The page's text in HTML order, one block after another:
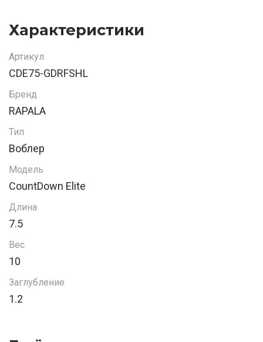
Характеристики
Артикул
CDE75-GDRFSHL
Бренд
RAPALA
Тип
Воблер
Модель
CountDown Elite
Длина
7.5
Вес
10
Заглубление
1.2